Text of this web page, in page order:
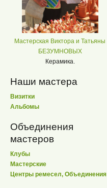
Мастерская Виктора и Татьяны
БЕЗУМНОВЫХ
Керамика.
Наши мастера
Визитки
Альбомы
Объединения
мастеров
Клубы
Мастерские
Центры ремесел, Объединения